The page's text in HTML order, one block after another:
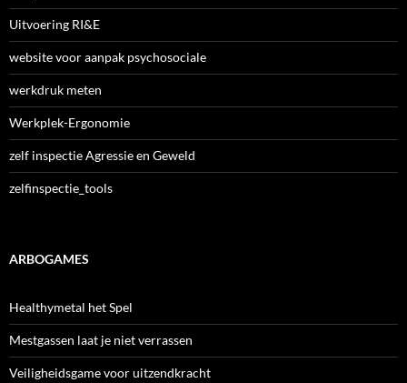
Uitvoering RI&E
website voor aanpak psychosociale
werkdruk meten
Werkplek-Ergonomie
zelf inspectie Agressie en Geweld
zelfinspectie_tools
ARBOGAMES
Healthymetal het Spel
Mestgassen laat je niet verrassen
Veiligheidsgame voor uitzendkracht